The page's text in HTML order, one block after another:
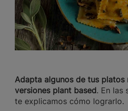
Adapta algunos de tus platos
versiones plant based. En las
te explicamos cómo lograrlo.